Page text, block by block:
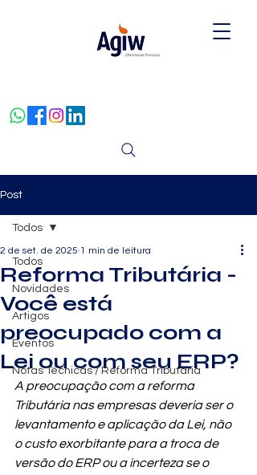
Post
Todos
Novidades
Artigos
Eventos
Notas Técnicas / Reforma Tributária
Todos
Reforma Tributária -
Você está
preocupado com a
Lei ou com seu ERP?
2 de set. de 2025 1 min de leitura
A preocupação com a reforma
Tributária nas empresas deveria ser o
levantamento e aplicação da Lei, não
o custo exorbitante para a troca de
versão do ERP ou a incerteza se o